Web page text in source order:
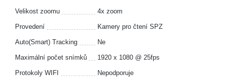
Velikost zoomu 4x zoom
Provedení Kamery pro čtení SPZ
Auto(Smart) Tracking Ne
Maximální počet snímků 1920 x 1080 @ 25fps
Protokoly WIFI Nepodporuje